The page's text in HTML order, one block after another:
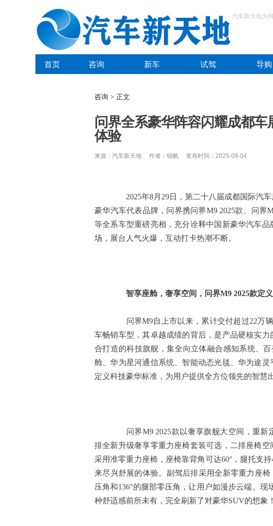
汽车新天地为
首页 咨询 新车 试驾 导购
咨询 > 正文
问界全系豪华阵容闪耀成都
体验
来源：汽车新天地 作者：锦帆 发布时间：2025-09-04
2025年8月29日，第二十八届成都国际汽车
豪华汽车代表品牌，问界携问界M9 2025款、问界
等全系车型重磅亮相，充分诠释中国新豪华汽车
场，展台人气火爆，互动打卡热潮不断。
智享座舱，奢享空间 ， 问界M9 2025款定
问界M9自上市以来，累计交付超过22万辆
车畅销车型，其卓越成绩的背后，是产品硬核实
合打造的科技旗舰，集全向立体融合感知系统、百
舱、华为星河通信系统、智能动态光毯、华为途
定义科技豪华标准，为用户提供全方位领先的智慧
问界M9 2025款以奢享旗舰大空间，重新
排全新升级奢享零重力座椅套装可选，二排座椅
采用准零重力座椅，座椅靠背角可达60°，腿托支
来尽兴舒展的体验。副驾后排采用全新零重力座椅
压角和136°的腿部零压角，让用户如漫步云端。现
种舒适感前所未有，完全刷新了对豪华SUV的想象